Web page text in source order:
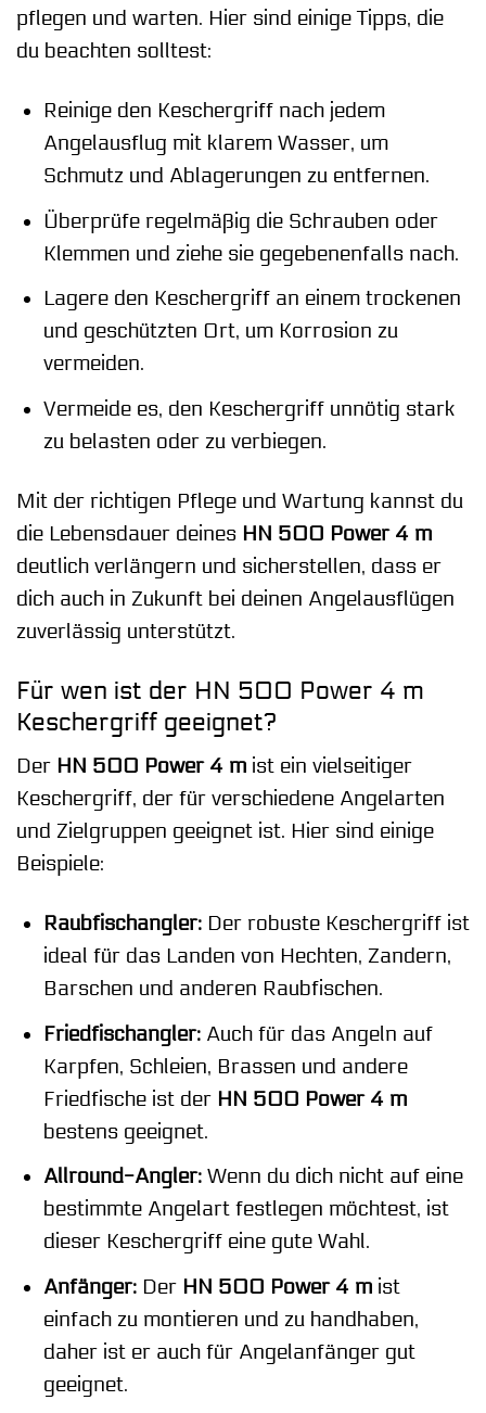
pflegen und warten. Hier sind einige Tipps, die
du beachten solltest:
Reinige den Keschergriff nach jedem
Angelausflug mit klarem Wasser, um
Schmutz und Ablagerungen zu entfernen.
Überprüfe regelmäßig die Schrauben oder
Klemmen und ziehe sie gegebenenfalls nach.
Lagere den Keschergriff an einem trockenen
und geschützten Ort, um Korrosion zu
vermeiden.
Vermeide es, den Keschergriff unnötig stark
zu belasten oder zu verbiegen.
Mit der richtigen Pflege und Wartung kannst du
die Lebensdauer deines HN 500 Power 4 m
deutlich verlängern und sicherstellen, dass er
dich auch in Zukunft bei deinen Angelausflügen
zuverlässig unterstützt.
Für wen ist der HN 500 Power 4 m
Keschergriff geeignet?
Der HN 500 Power 4 m ist ein vielseitiger
Keschergriff, der für verschiedene Angelarten
und Zielgruppen geeignet ist. Hier sind einige
Beispiele:
Raubfischangler:Der robuste Keschergriff ist
ideal für das Landen von Hechten, Zandern,
Barschen und anderen Raubfischen.
Friedfischangler:Auch für das Angeln auf
Karpfen, Schleien, Brassen und andere
Friedfische ist der HN 500 Power 4 m
bestens geeignet.
Allround-Angler:Wenn du dich nicht auf eine
bestimmte Angelart festlegen möchtest, ist
dieser Keschergriff eine gute Wahl.
Anfänger:Der HN 500 Power 4 mist
einfach zu montieren und zu handhaben,
daher ist er auch für Angelanfänger gut
geeignet.